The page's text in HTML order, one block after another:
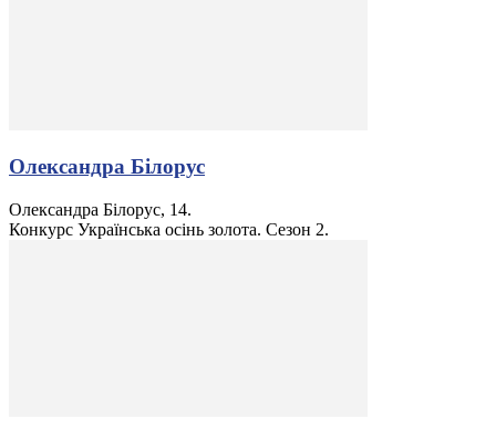
Олександра Білорус
Олександра Білорус, 14.
Конкурс Українська осінь золота. Сезон 2.